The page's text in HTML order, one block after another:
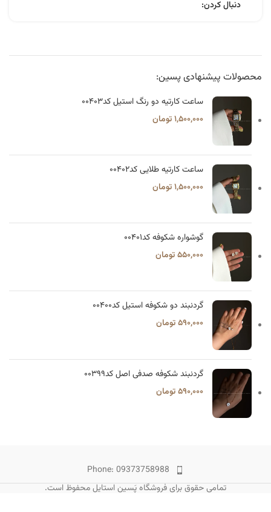
دنبال کردن:
محصولات پیشنهادی پسین:
ساعت کارتیه دو رنگ استیل کد۰۰۴۰۳
۱,۵۰۰,۰۰۰تومان
ساعت کارتیه طلایی کد۰۰۴۰۲
۱,۵۰۰,۰۰۰تومان
گوشواره شکوفه کد۰۰۴۰۱
۵۵۰,۰۰۰تومان
گردنبند دو شکوفه استیل کد۰۰۴۰۰
۵۹۰,۰۰۰تومان
گردنبند شکوفه صدفی اصل کد۰۰۳۹۹
۵۹۰,۰۰۰تومان
Phone: 09373758988
تمامی حقوق برای فروشگاه پَسین استایل محفوظ است.